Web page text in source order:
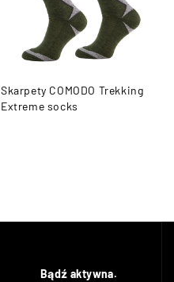
Skarpety COMODO Trekking
Extreme socks
Bądź aktywna.